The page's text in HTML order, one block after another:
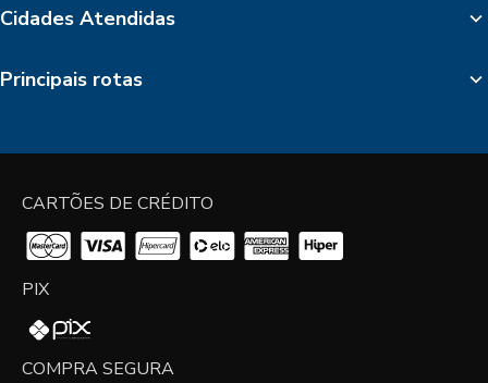
Cidades Atendidas
Principais rotas
CARTÕES DE CRÉDITO
PIX
COMPRA SEGURA